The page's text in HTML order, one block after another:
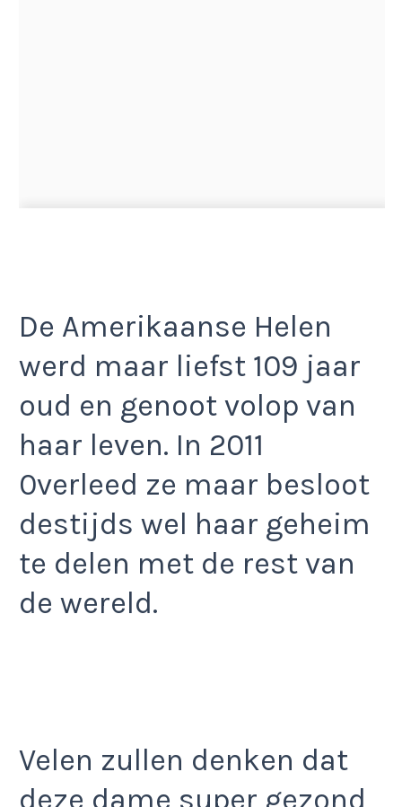
De Amerikaanse Helen
werd maar liefst 109 jaar
oud en genoot volop van
haar leven. In 2011
0verleed ze maar besloot
destijds wel haar geheim
te delen met de rest van
de wereld.
Velen zullen denken dat
deze dame super gezond